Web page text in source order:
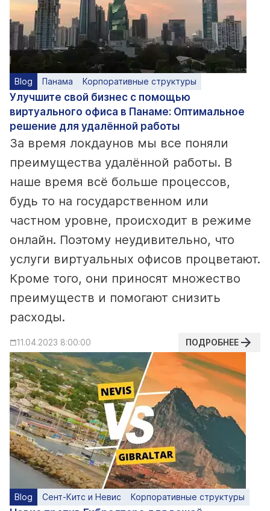
Blog Панама Корпоративные структуры
Улучшите свой бизнес с помощью
виртуального офиса в Панаме: Оптимальное
решение для удалённой работы
За время локдаунов мы все поняли
преимущества удалённой работы. В
наше время всё больше процессов,
будь то на государственном или
частном уровне, происходит в режиме
онлайн. Поэтому неудивительно, что
услуги виртуальных офисов процветают.
Кроме того, они приносят множество
преимуществ и помогают снизить
расходы.
11.04.2023 8:00:00 ПОДРОБНЕЕ
Blog Сент-Китс и Невис Корпоративные структуры